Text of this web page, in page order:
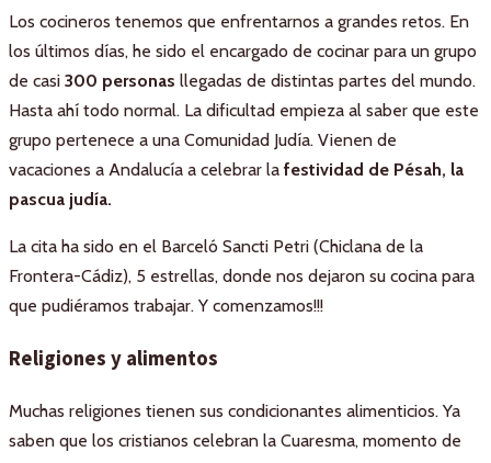
Los cocineros tenemos que enfrentarnos a grandes retos. En
los últimos días, he sido el encargado de cocinar para un grupo
de casi 300 personas llegadas de distintas partes del mundo.
Hasta ahí todo normal. La dificultad empieza al saber que este
grupo pertenece a una Comunidad Judía. Vienen de
vacaciones a Andalucía a celebrar la festividad de Pésah, la
pascua judía.
La cita ha sido en el Barceló Sancti Petri (Chiclana de la
Frontera-Cádiz), 5 estrellas, donde nos dejaron su cocina para
que pudiéramos trabajar. Y comenzamos!!!
Religiones y alimentos
Muchas religiones tienen sus condicionantes alimenticios. Ya
saben que los cristianos celebran la Cuaresma, momento de